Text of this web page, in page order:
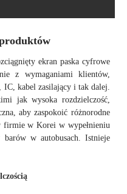
ekran paska cyfrowe
z wymaganiami klientów,
kabel zasilający i tak dalej.
jak wysoka rozdzielczość,
aby zaspokoić różnorodne
firmie w Korei w wypełnieniu
barów w autobusach. Istnieje